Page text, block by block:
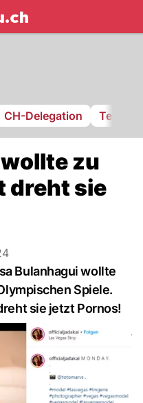
NAU.ch
CH-Delegation
zu
dreht sie
Bulanhagui wollte
Spiele.
sie jetzt Pornos!